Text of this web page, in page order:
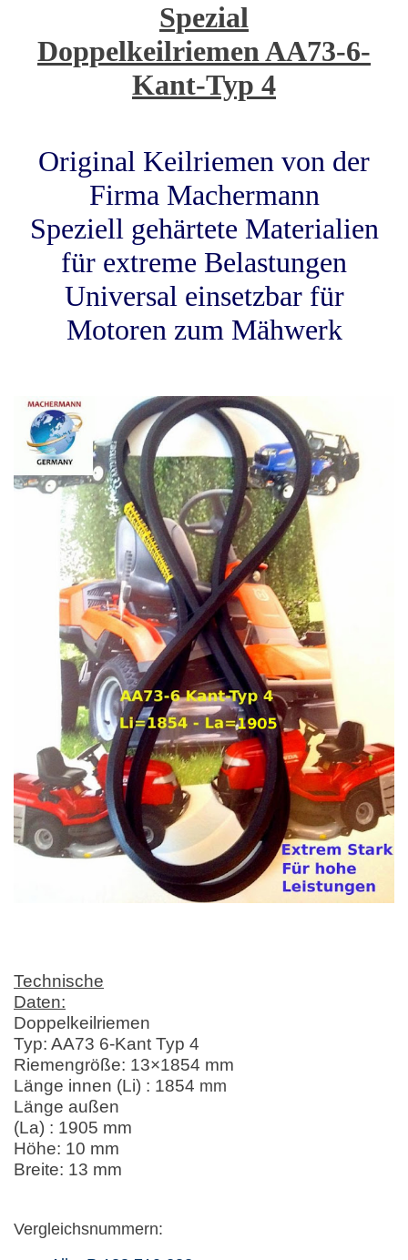
Spezial
Doppelkeilriemen AA73-6-
Kant-Typ 4
Original Keilriemen von der
Firma Machermann
Speziell gehärtete Materialien
für extreme Belastungen
Universal einsetzbar für
Motoren zum Mähwerk
Technische
Daten:
Doppelkeilriemen
Typ: AA73 6-Kant Typ 4
Riemengröße: 13×1854 mm
Länge innen (Li) : 1854 mm
Länge außen
(La) : 1905 mm
Höhe: 10 mm
Breite: 13 mm
Vergleichsnummern: